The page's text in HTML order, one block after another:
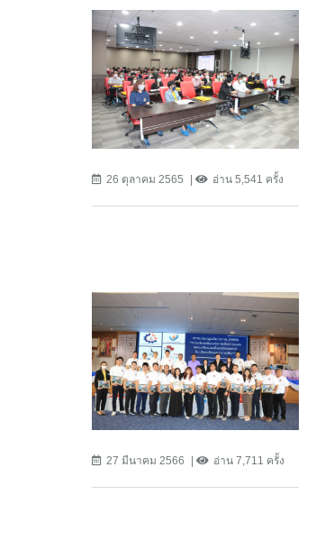
26 ตุลาคม 2565 อ่าน 5,541 ครั้ง
27 มีนาคม 2566 อ่าน 7,711 ครั้ง